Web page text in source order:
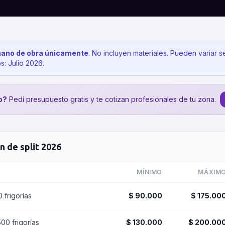
de obra únicamente. No incluyen materiales. Pueden variar
Julio 2026.
Pedí presupuesto gratis y te cotizan profesionales de tu zona.
de split 2026
MÍNIMO
frigorías $ 90.000 $
frigorías $ 130.000 $